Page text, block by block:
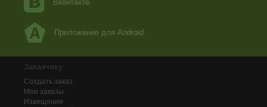
"потратишь бабки" в исполнении американских
и детей" и фраза о родителе в тюрьме "Пускай еще
Вконтакте
Приложение для Android
Заказчику
Создать заказ
Мои заказы
Извещения